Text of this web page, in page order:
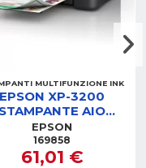
MULTIFUNZIONE INK
EPSON XP-3200
STAMPANTE AIO
INKJET 3IN1 WIFI
EPSON
169858
61,01 €